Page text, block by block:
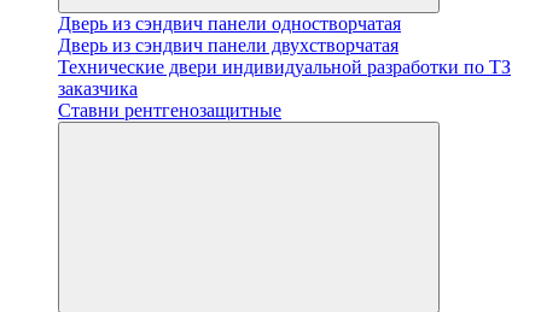
Дверь из сэндвич панели одностворчатая
Дверь из сэндвич панели двухстворчатая
Технические двери индивидуальной разработки по ТЗ
заказчика
Ставни рентгенозащитные